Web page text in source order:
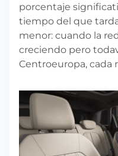
porcentaje
tiempo del que
menor: cuando la
creciendo pero
Centroeuropa, cada